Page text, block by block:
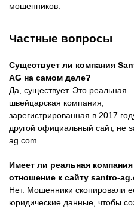
мошенников.
Частные вопросы
Существует ли компания
AG на самом деле?
Да, существует. Это реальная
швейцарская компания,
зарегистрированная в 2017
другой официальный сайт, не
ag.com .
Имеет ли реальная компания
отношение к сайту santro-
Нет. Мошенники скопировали
юридические данные, чтобы